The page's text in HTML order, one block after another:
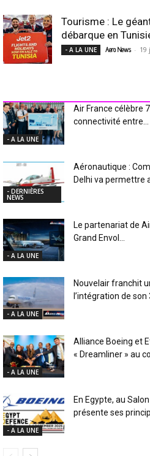
Tourisme : Le
débarque en
- A LA UNE Aero News - 19
- A LA UNE
Air France célèbre
connectivité entre...
- DERNIÈRES
NEWS
Aéronautique :
Delhi va permettre
- A LA UNE
Le partenariat de
Grand Envol...
- A LA UNE
Nouvelair franchit
l’intégration de son
- A LA UNE
Alliance Boeing et
« Dreamliner » au
- A LA UNE
En Egypte, au
présente ses